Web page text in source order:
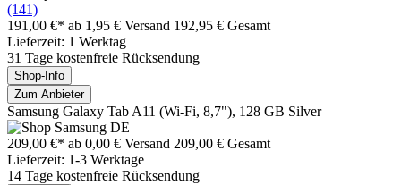
(141)
191,00 €* ab 1,95 € Versand 192,95 € Gesamt
Lieferzeit: 1 Werktag
31 Tage kostenfreie Rücksendung
Shop-Info
Zum Anbieter
Samsung Galaxy Tab A11 (Wi-Fi, 8,7"), 128 GB Silver
209,00 €* ab 0,00 € Versand 209,00 € Gesamt
Lieferzeit: 1-3 Werktage
14 Tage kostenfreie Rücksendung